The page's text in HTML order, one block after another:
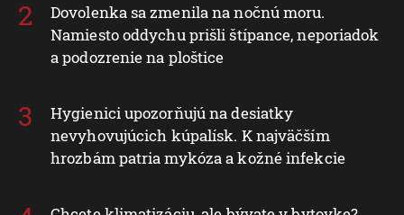
Dovolenka sa zmenila na nočnú moru.
Namiesto oddychu prišli štípance, neporiadok
a podozrenie na ploštice
Hygienici upozorňujú na desiatky
nevyhovujúcich kúpalísk. K najväčším
hrozbám patria mykóza a kožné infekcie